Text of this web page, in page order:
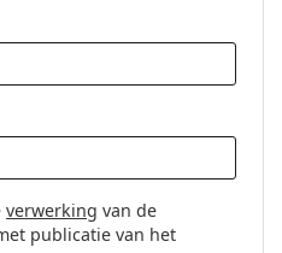
verwerking van de
publicatie van het